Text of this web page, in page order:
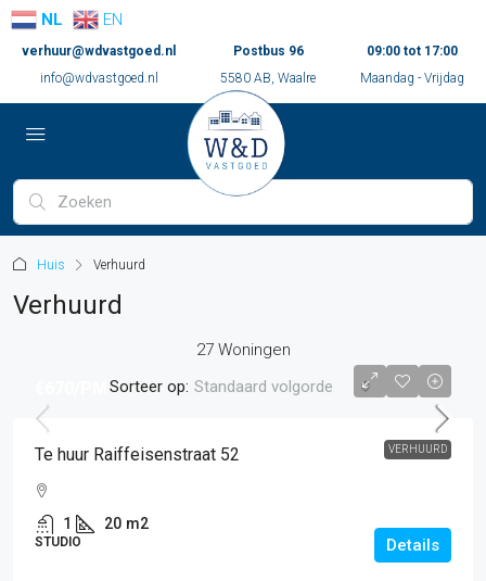
verhuur@wdvastgoed.nl
info@wdvastgoed.nl
Postbus 96
5580 AB, Waalre
09:00 tot 17:00
Maandag - Vrijdag
Huis Verhuurd
Verhuurd
27 Woningen
Sorteer op: Standaard volgorde
VERHUURD
Te huur Raiffeisenstraat 52
1 20 m2
STUDIO Details
NL EN